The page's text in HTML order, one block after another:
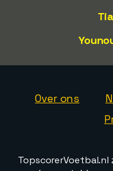
Over ons
TopscorerVoetbal.nl